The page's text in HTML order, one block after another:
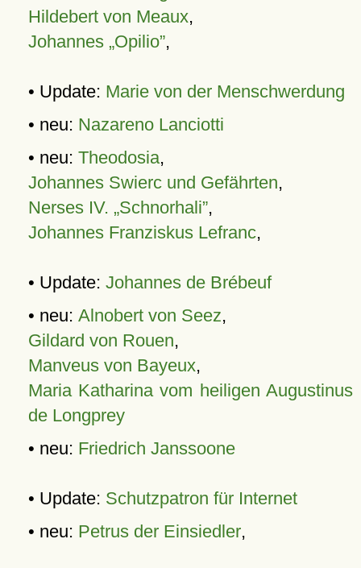
Hildebert von Meaux,
Johannes „Opilio”,
• Update: Marie von der Menschwerdung
• neu: Nazareno Lanciotti
• neu: Theodosia,
Johannes Swierc und Gefährten,
Nerses IV. „Schnorhali”,
Johannes Franziskus Lefranc,
• Update: Johannes de Brébeuf
• neu: Alnobert von Seez,
Gildard von Rouen,
Manveus von Bayeux,
Maria Katharina vom heiligen Augustinus
de Longprey
• neu: Friedrich Janssoone
• Update: Schutzpatron für Internet
• neu: Petrus der Einsiedler,